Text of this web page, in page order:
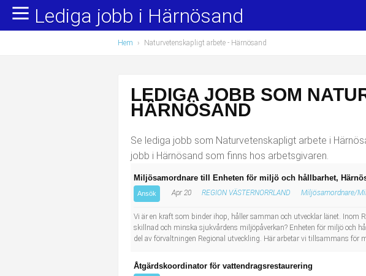
Yrkesområden
Administration, ekonomi, juridik
Chefer och verksamhetsledare
Hotell, restaurang, storhushåll
Populära jobb
Undersköterska, hemtjänst och äldreboende
Lärare i förskola/Förskollärare
Bussförare/Busschaufför
Lediga jobb i Härnösand
Hem › Naturvetenskapligt arbete - Härnösand
LEDIGA JOBB SOM
HÄRNÖSAND
Se lediga jobb som Naturvetenskapligt arbete i
jobb i Härnösand som finns hos arbetsgivaren.
Miljösamordnare till Enheten för miljö och hållbarhet,
Ansök Apr 20 REGION VÄSTERNORRLAND Miljösamordnare/
Vi är en kraft som binder ihop, håller samman och utvecklar länet. Inom
skillnad och minska sjukvårdens miljöpåverkan? Enheten för miljö och
del av förvaltningen Regional utveckling. Här arbetar vi tillsammans för
Åtgärdskoordinator för vattendragsrestaurering